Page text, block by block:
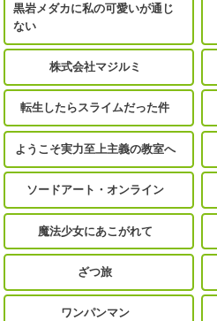
黒岩メダカに私の可愛いが通じ
ない
株式会社マジルミ
転生したらスライムだった件
ようこそ実力至上主義の教室へ
ソードアート・オンライン
魔法少女にあこがれて
ざつ旅
ワンパンマン